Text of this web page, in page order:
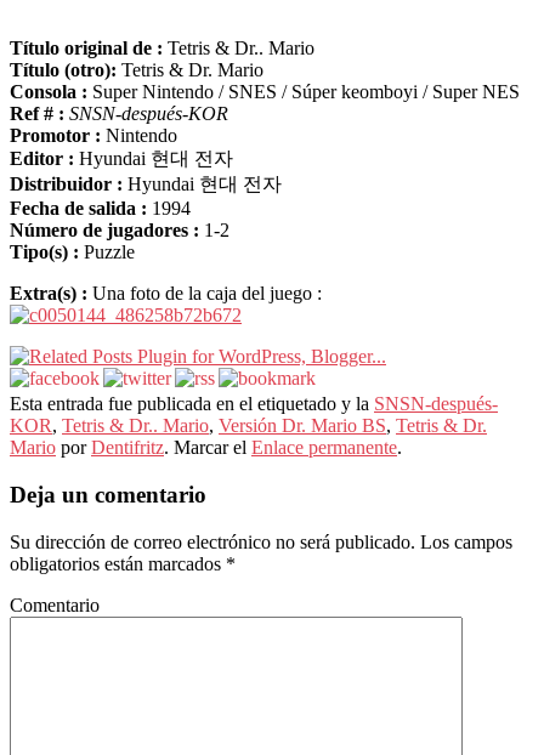
Título original de : Tetris & Dr.. Mario
Título (otro): Tetris & Dr. Mario
Consola : Super Nintendo / SNES / Súper keomboyi / Super NES
Ref # : SNSN-después-KOR
Promotor : Nintendo
Editor : Hyundai 현대 전자
Distribuidor : Hyundai 현대 전자
Fecha de salida : 1994
Número de jugadores : 1-2
Tipo(s) : Puzzle
Extra(s) : Una foto de la caja del juego :
Esta entrada fue publicada en el etiquetado y la SNSN-después-
KOR, Tetris & Dr.. Mario, Versión Dr. Mario BS, Tetris & Dr.
Mario porDentifritz. Marcar el Enlace permanente.
Deja un comentario
Su dirección de correo electrónico no será publicado. Los campos
obligatorios están marcados *
Comentario